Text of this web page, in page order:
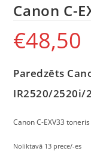
Canon C-
€48,50
Paredzēts
IR2520/2520i/
Canon C-EXV33
Noliktavā 13 prece/-es